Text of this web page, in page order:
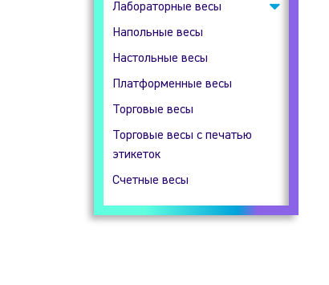
Клеммные коробки
Тензодатчики
Лабораторные весы
Аналитические весы
Гидростатические весы
Прецизионные весы
Технические весы
Напольные весы
Настольные весы
Платформенные весы
Торговые весы
Торговые весы с печатью
этикеток
Счетные весы